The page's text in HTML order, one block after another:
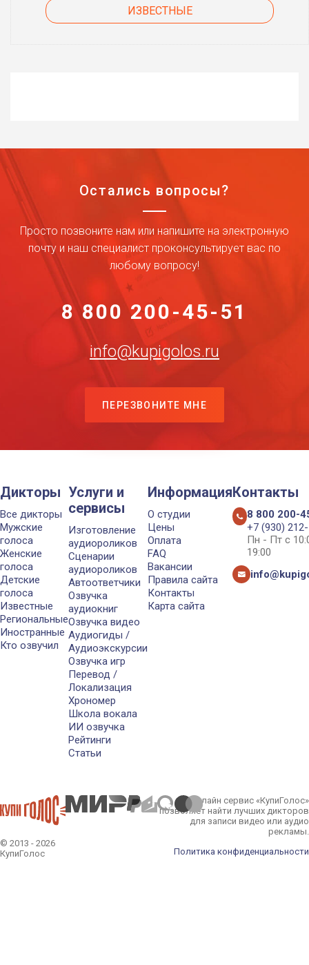
ИЗВЕСТНЫЕ
Остались вопросы?
Просто позвоните нам или напишите на электронную
почту и наш специалист проконсультирует вас по
любому вопросу!
8 800 200-45-51
info@kupigolos.ru
ПЕРЕЗВОНИТЕ МНЕ
Дикторы
Все дикторы
Мужские
голоса
Женские
голоса
Детские
голоса
Известные
Региональные
Иностранные
Кто озвучил
Услуги и
сервисы
Изготовление
аудиороликов
Сценарии
аудиороликов
Автоответчики
Озвучка
аудиокниг
Озвучка видео
Аудиогиды /
Аудиоэкскурсии
Озвучка игр
Перевод /
Локализация
Хрономер
Школа вокала
ИИ озвучка
Рейтинги
Статьи
Информация
О студии
Цены
Оплата
FAQ
Вакансии
Правила сайта
Контакты
Карта сайта
Контакты
8 800 200-
+7 (930)
Пн - Пт с
19:00
© 2013 - 2026
КупиГолос
Онлайн сервис «КупиГолос»
позволяет найти лучших дикторов
для записи видео или аудио
рекламы.
Политика конфиденциальности